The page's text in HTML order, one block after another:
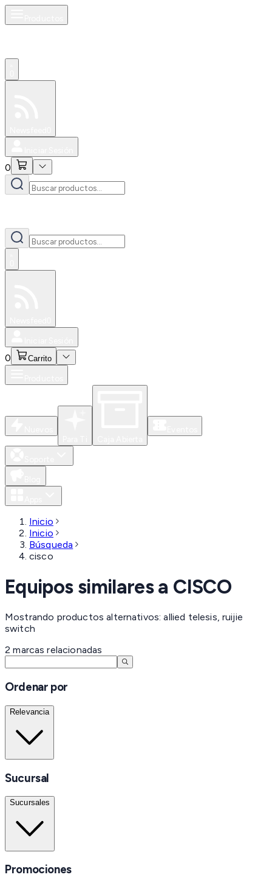
0
0 Carrito
Inicio
Inicio
Búsqueda
cisco
Equipos similares a CISCO
Mostrando productos alternativos: allied telesis, ruijie
switch
2 marcas relacionadas
Ordenar por
Relevancia
Sucursal
Sucursales
Promociones